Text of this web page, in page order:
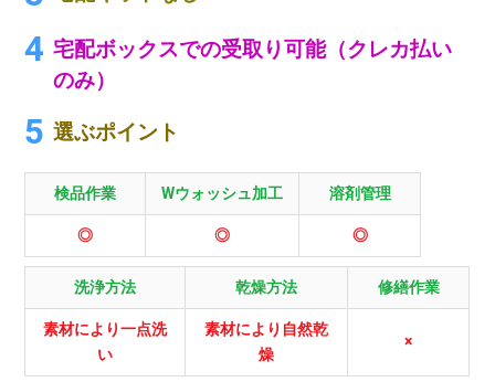
宅配ボックスでの受取り可能（クレカ払い
のみ）
選ぶポイント
検品作業 Wウォッシュ加工 溶剤管理
◎ ◎ ◎
洗浄方法 乾燥方法 修繕作業
素材により一点洗
い
素材により自然乾
燥
×